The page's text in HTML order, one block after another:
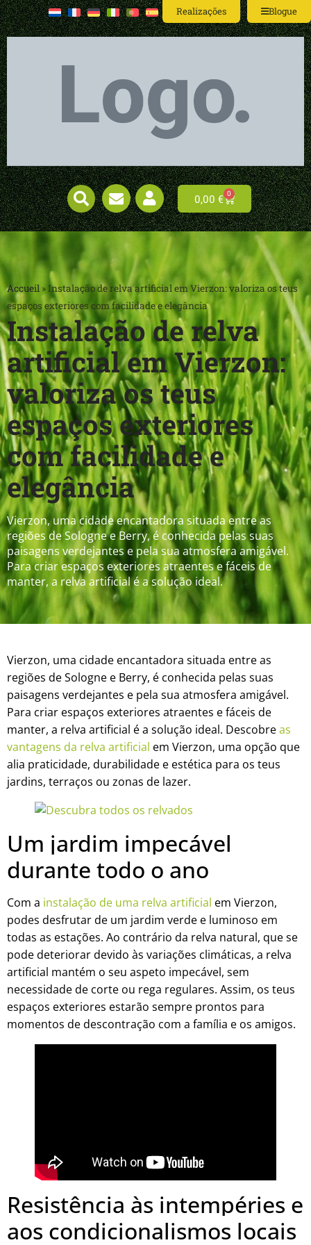
Realizações Blogue
0,00 € 0
Accueil »Instalação de relva artificial em Vierzon: valoriza os teus
espaços exteriores com facilidade e elegância
Instalação de relva
artificial em Vierzon:
valoriza os teus
espaços exteriores
com facilidade e
elegância
Vierzon, uma cidade encantadora situada entre as
regiões de Sologne e Berry, é conhecida pelas suas
paisagens verdejantes e pela sua atmosfera amigável.
Para criar espaços exteriores atraentes e fáceis de
manter, a relva artificial é a solução ideal.
Vierzon, uma cidade encantadora situada entre as
regiões de Sologne e Berry, é conhecida pelas suas
paisagens verdejantes e pela sua atmosfera amigável.
Para criar espaços exteriores atraentes e fáceis de
manter, a relva artificial é a solução ideal. Descobreas
vantagens da relva artificial em Vierzon, uma opção que
alia praticidade, durabilidade e estética para os teus
jardins, terraços ou zonas de lazer.
Um jardim impecável
durante todo o ano
Com a instalação de uma relva artificial em Vierzon,
podes desfrutar de um jardim verde e luminoso em
todas as estações. Ao contrário da relva natural, que se
pode deteriorar devido às variações climáticas, a relva
artificial mantém o seu aspeto impecável, sem
necessidade de corte ou rega regulares. Assim, os teus
espaços exteriores estarão sempre prontos para
momentos de descontração com a família e os amigos.
Resistência às intempéries e
aos condicionalismos locais